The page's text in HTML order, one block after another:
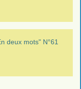
deux mots" N°61